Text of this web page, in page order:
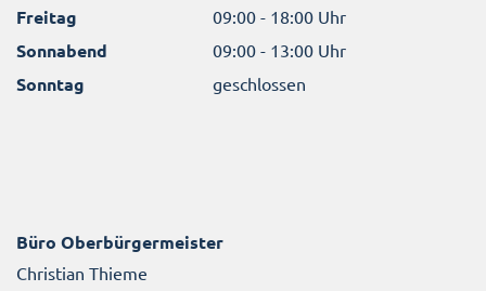
Freitag 09:00 - 18:00 Uhr
Sonnabend 09:00 - 13:00 Uhr
Sonntag geschlossen
Büro Oberbürgermeister
Christian Thieme